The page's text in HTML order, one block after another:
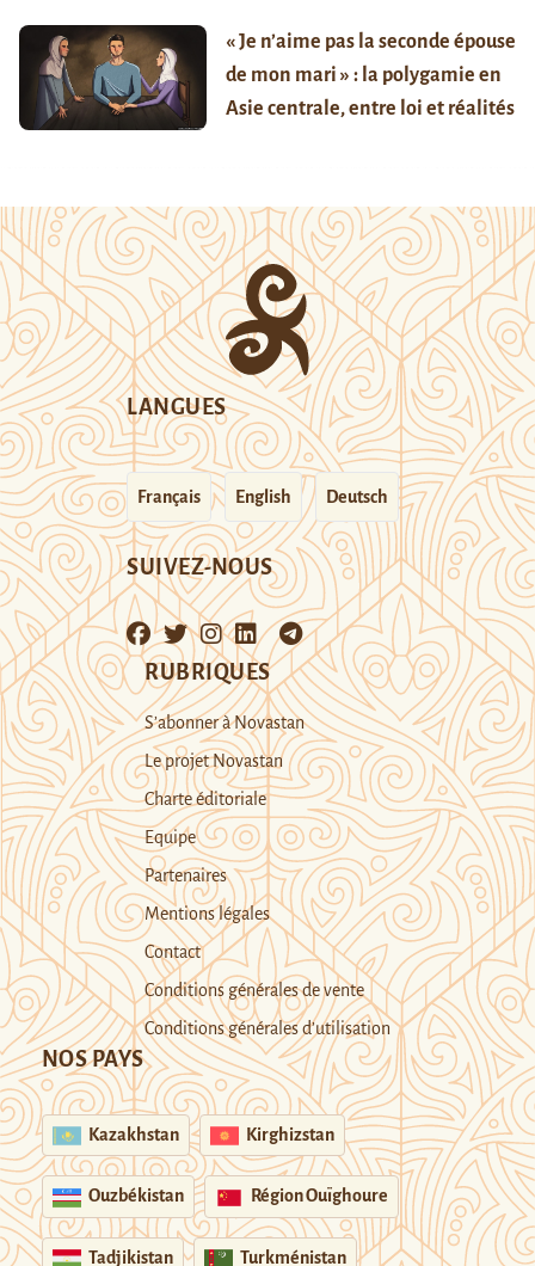
« Je n’aime pas la seconde épouse
de mon mari » : la polygamie en
Asie centrale, entre loi et réalités
LANGUES
Français English Deutsch
SUIVEZ-NOUS
RUBRIQUES
S’abonner à Novastan
Le projet Novastan
Charte éditoriale
Equipe
Partenaires
Mentions légales
Contact
Conditions générales de vente
Conditions générales d’utilisation
NOS PAYS
Kazakhstan Kirghizstan
Ouzbékistan Région Ouïghoure
Tadjikistan Turkménistan